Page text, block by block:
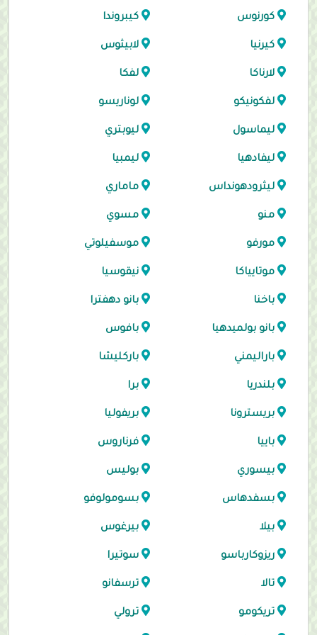
كورنوس كيبروندا
كيرنيا لابيثوس
لارناكا لفكا
لفكونيكو لوناريسو
ليماسول ليوبتري
ليفادهيا ليمبيا
ليثرودهونداس ماماري
منو مسوي
مورفو موسفيلوتي
موتايياكا نيقوسيا
باخنا بانو دهفترا
بانو بولميدهيا بافوس
باراليمني باركليشا
بلندريا برا
بريسترونا بريفوليا
باييا فرناروس
بيسوري بوليس
بسفدهاس بسومولوفو
بيلا بيرغوس
ريزوكارباسو سوتيرا
تالا ترسفانو
تريكومو ترولي